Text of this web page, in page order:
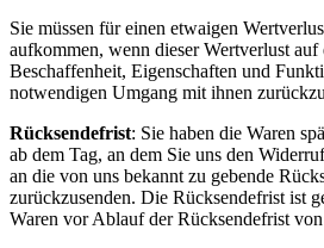
Sie müssen für einen etwaigen
aufkommen, wenn dieser Wertverlust
Beschaffenheit, Eigenschaften und
notwendigen Umgang mit ihnen
Rücksendefrist: Sie haben die Waren
ab dem Tag, an dem Sie uns den
an die von uns bekannt zu gebende
zurückzusenden. Die Rücksendefrist ist
Waren vor Ablauf der Rücksendefrist von